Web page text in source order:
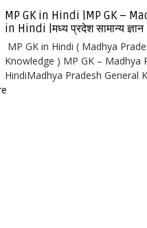
MP GK in Hindi |MP GK –
in Hindi |मध्य प्रदेश सामान्य ज्ञान
MP GK in Hindi ( Madhya
Knowledge ) MP GK – Madhya
HindiMadhya Pradesh General